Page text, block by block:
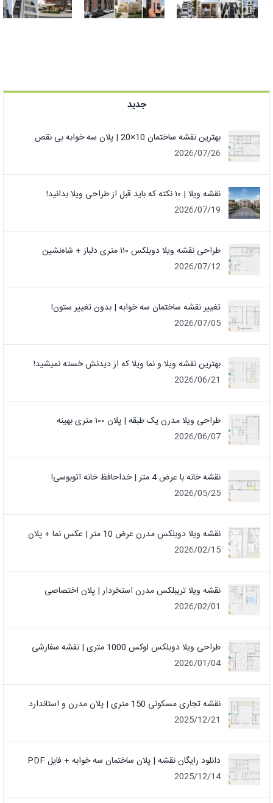
نما
سنتی مدرن
جدید
بهترین نقشه ساختمان 10×20 | پلان سه خوابه بی نقص
2026/07/26
نقشه ویلا | ۱۰ نکته که باید قبل از طراحی ویلا بدانید!
2026/07/19
طراحی نقشه ویلا دوبلکس ۱۱۰ متری دلباز + شاه‌نشین
2026/07/12
تغییر نقشه ساختمان سه خوابه | بدون تغییر ستون!
2026/07/05
بهترین نقشه ویلا و نما ویلا که از دیدنش خسته نمیشید!
2026/06/21
طراحی ویلا مدرن یک‌ طبقه | پلان ۱۰۰ متری بهینه
2026/06/07
نقشه خانه با عرض 4 متر | خداحافظ خانه‌ اتوبوسی!
2026/05/25
نقشه ویلا دوبلکس مدرن عرض 10 متر | عکس نما + پلان
2026/02/15
نقشه ویلا تریبلکس مدرن استخردار | پلان اختصاصی
2026/02/01
طراحی ویلا دوبلکس لوکس 1000 متری | نقشه سفارشی
2026/01/04
نقشه تجاری مسکونی 150 متری | پلان مدرن و استاندارد
2025/12/21
دانلود رایگان نقشه | پلان ساختمان سه خوابه + فایل PDF
2025/12/14